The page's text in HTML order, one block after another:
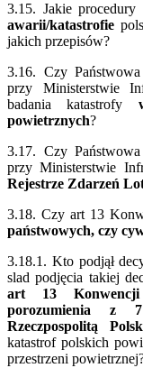
3.15. Jakie procedury
awarii/katastrofie
jakich przepisów?
3.16. Czy
przy Ministerstwie
badania katastrofy
powietrznych?
3.17. Czy
przy Ministerstwie
Rejestrze Zdarzeń
3.18. Czy art 13
państwowych, czy
3.18.1. Kto podjął
slad podjęcia takiej
art 13
porozumienia z
Rzeczpospolitą
katastrof polskich
przestrzeni